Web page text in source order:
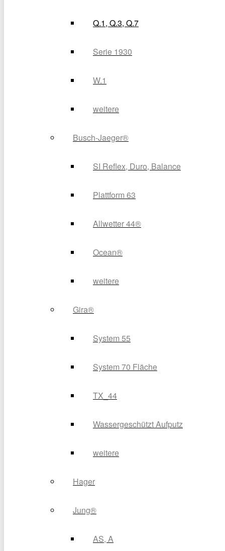
Q.1, Q.3, Q.7
Serie 1930
W.1
weitere
Busch-Jaeger®
SI Reflex, Duro, Balance
Plattform 63
Allwetter 44®
Ocean®
weitere
Gira®
System 55
System 70 Fläche
TX_44
Wassergeschützt Aufputz
weitere
Hager
Jung®
AS, A